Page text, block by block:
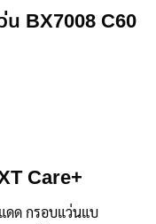
BX7008 C60
Care+
ดด กรอบแว่นแบ